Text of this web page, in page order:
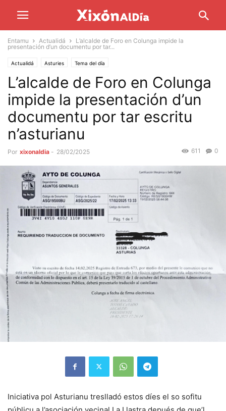
Entamu Actualidá
L’alcalde de Foro en Colunga impide la
presentación d’un documentu por tar...
Actualidá Asturies Tema del día
L’alcalde de Foro en Colunga
impide la presentación d’un
documentu por tar escritu
n’asturianu
Por xixonaldia - 28/02/2025 0
611
Iniciativa pol Asturianu treslladó estos díes el so sofitu